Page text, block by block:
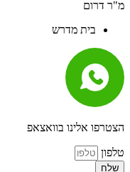
מ"ר דרום
בית מדרש
הצטרפו אלינו בוואצאפ
טלפון
שלח